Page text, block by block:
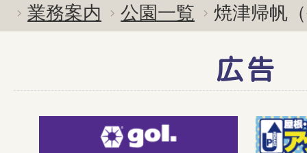
業務案内
公園一覧 焼津帰帆
広告